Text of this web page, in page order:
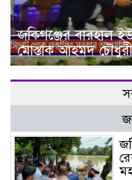
জকিগঞ্জের বারহাল
মোস্তাক আহমদ